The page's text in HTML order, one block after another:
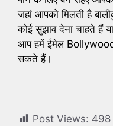
जहां आपको मिलती है
कोई सुझाव देना चाहते हैं
आप हमें ईमेल
सकते हैं।
Post Views: 498